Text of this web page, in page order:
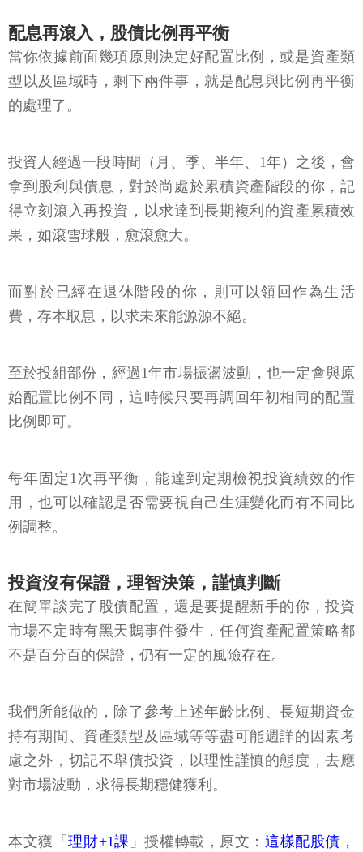
配息再滾入，股債比例再平衡
當你依據前面幾項原則決定好配置比例，或是資產類
型以及區域時，剩下兩件事，就是配息與比例再平衡
的處理了。
投資人經過一段時間（月、季、半年、1年）之後，會
拿到股利與債息，對於尚處於累積資產階段的你，記
得立刻滾入再投資，以求達到長期複利的資產累積效
果，如滾雪球般，愈滾愈大。
而對於已經在退休階段的你，則可以領回作為生活
費，存本取息，以求未來能源源不絕。
至於投組部份，經過1年市場振盪波動，也一定會與原
始配置比例不同，這時候只要再調回年初相同的配置
比例即可。
每年固定1次再平衡，能達到定期檢視投資績效的作
用，也可以確認是否需要視自己生涯變化而有不同比
例調整。
投資沒有保證，理智決策，謹慎判斷
在簡單談完了股債配置，還是要提醒新手的你，投資
市場不定時有黑天鵝事件發生，任何資產配置策略都
不是百分百的保證，仍有一定的風險存在。
我們所能做的，除了參考上述年齡比例、長短期資金
持有期間、資產類型及區域等等盡可能週詳的因素考
慮之外，切記不舉債投資，以理性謹慎的態度，去應
對市場波動，求得長期穩健獲利。
本文獲「理財+1課 」授權轉載，原文：這樣配股債，